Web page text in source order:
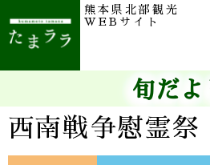
熊本県北部観光
WEBサイト
旬だよ
西南戦争慰霊祭